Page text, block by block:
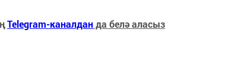
Telegram-каналданда белә аласыз